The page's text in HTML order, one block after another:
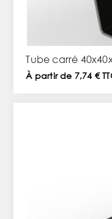
Tube carré
À partir de 7,74 €